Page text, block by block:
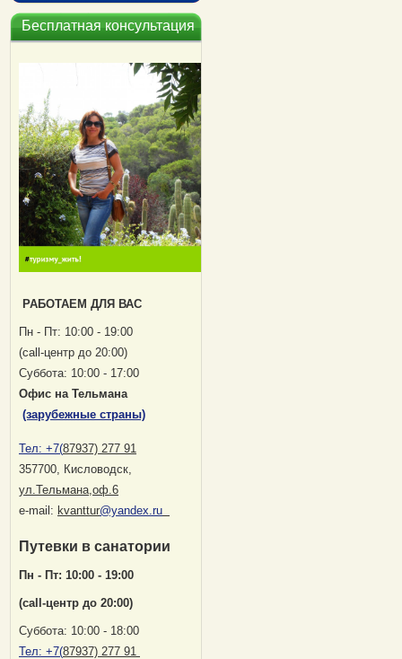
Бесплатная консультация
РАБОТАЕМ ДЛЯ ВАС
Пн - Пт: 10:00 - 19:00
(саll-центр до 20:00)
Суббота: 10:00 - 17:00
Офис на Тельмана
(зарубежные страны)
Тел: +7(87937) 277 91
357700, Кисловодск,
ул.Тельмана,оф.6
е-mail: kvanttur@yandex.ru
Путевки в санатории
Пн - Пт: 10:00 - 19:00
(саll-центр до 20:00)
Суббота: 10:00 - 18:00
Тел: +7(87937) 277 91